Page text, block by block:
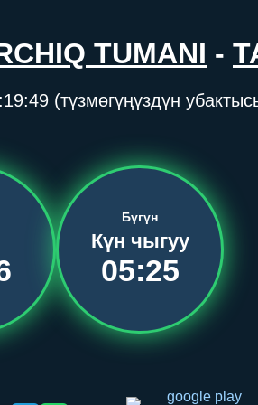
TUMANI -
(түзмөгүңүздүн
Бүгүн
Күн чыгуу
05:25